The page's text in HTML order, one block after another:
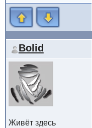
Bolid
Живёт здесь